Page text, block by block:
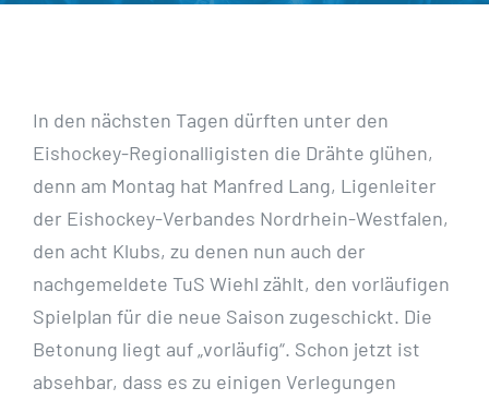
In den nächsten Tagen dürften unter den
Eishockey-Regionalligisten die Drähte glühen,
denn am Montag hat Manfred Lang, Ligenleiter
der Eishockey-Verbandes Nordrhein-Westfalen,
den acht Klubs, zu denen nun auch der
nachgemeldete TuS Wiehl zählt, den vorläufigen
Spielplan für die neue Saison zugeschickt. Die
Betonung liegt auf „vorläufig“. Schon jetzt ist
absehbar, dass es zu einigen Verlegungen